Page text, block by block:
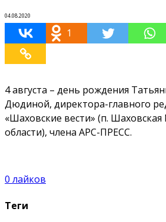
04.08.2020
1
4 августа – день рождения
Дюдиной, директора-главного
«Шаховские вести» (п.
области), члена АРС-ПРЕСС.
0 лайков
Теги